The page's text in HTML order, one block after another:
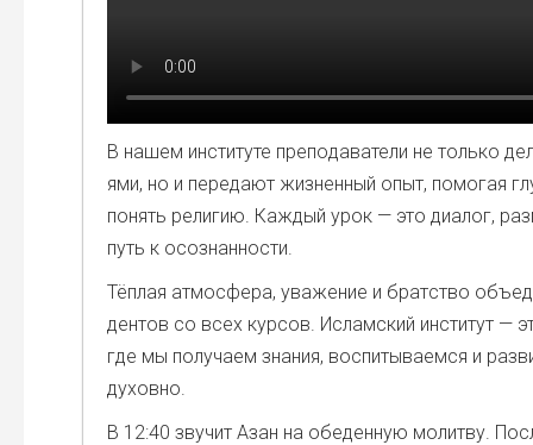
В нашем инсти­ту­те пре­по­да­ва­те­ли не толь­ко
я­ми, но и пере­да­ют жиз­нен­ный опыт, помо­гая
понять рели­гию. Каж­дый урок — это диа­лог,
путь к осо­знан­но­сти.
Тёп­лая атмо­сфе­ра, ува­же­ние и брат­ство
ден­тов со всех кур­сов. Ислам­ский инсти­тут —
где мы полу­ча­ем зна­ния, вос­пи­ты­ва­ем­ся и
духов­но.
В 12:40 зву­чит Азан на обе­ден­ную молит­ву.